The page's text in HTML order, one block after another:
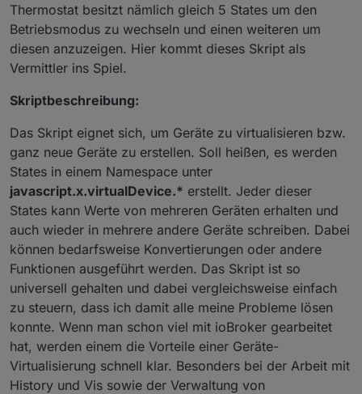
Thermostat besitzt nämlich gleich 5 States um den
Betriebsmodus zu wechseln und einen weiteren um
diesen anzuzeigen. Hier kommt dieses Skript als
Vermittler ins Spiel.
Skriptbeschreibung:
Das Skript eignet sich, um Geräte zu virtualisieren bzw.
ganz neue Geräte zu erstellen. Soll heißen, es werden
States in einem Namespace unter
javascript.x.virtualDevice.* erstellt. Jeder dieser
States kann Werte von mehreren Geräten erhalten und
auch wieder in mehrere andere Geräte schreiben. Dabei
können bedarfsweise Konvertierungen oder andere
Funktionen ausgeführt werden. Das Skript ist so
universell gehalten und dabei vergleichsweise einfach
zu steuern, dass ich damit alle meine Probleme lösen
konnte. Wenn man schon viel mit ioBroker gearbeitet
hat, werden einem die Vorteile einer Geräte-
Virtualisierung schnell klar. Besonders bei der Arbeit mit
History und Vis sowie der Verwaltung von